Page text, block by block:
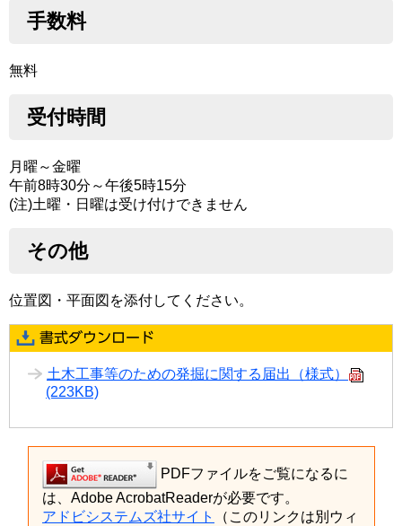
手数料
無料
受付時間
月曜～金曜
午前8時30分～午後5時15分
(注)土曜・日曜は受け付けできません
その他
位置図・平面図を添付してください。
土木工事等のための発掘に関する届出（様式）
(223KB)
PDFファイルをご覧になるに
は、Adobe AcrobatReaderが必要です。
アドビシステムズ社サイト
（このリンクは別ウィ